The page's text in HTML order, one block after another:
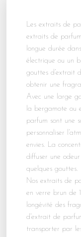
Les extraits de
extraits de
longue durée
électrique ou un
gouttes d’extrait
obtenir une
Avec une large
la bergamote ou
parfum sont une
personnaliser
envies. La
diffuser une
quelques gouttes.
Nos extraits de
en verre brun de
longévité des
d’extrait de
transporter par